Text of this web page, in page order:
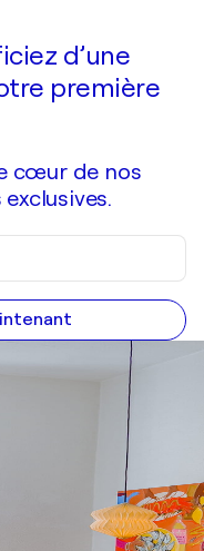
d’une
première
cœur de nos